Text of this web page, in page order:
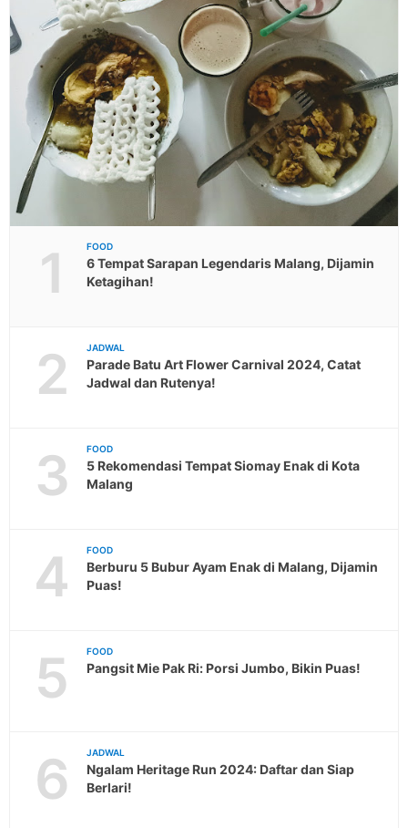
1 FOOD
6 Tempat Sarapan Legendaris Malang, Dijamin
Ketagihan!
2 JADWAL
Parade Batu Art Flower Carnival 2024, Catat
Jadwal dan Rutenya!
3 FOOD
5 Rekomendasi Tempat Siomay Enak di Kota
Malang
4 FOOD
Berburu 5 Bubur Ayam Enak di Malang, Dijamin
Puas!
5 FOOD
Pangsit Mie Pak Ri: Porsi Jumbo, Bikin Puas!
6 JADWAL
Ngalam Heritage Run 2024: Daftar dan Siap
Berlari!